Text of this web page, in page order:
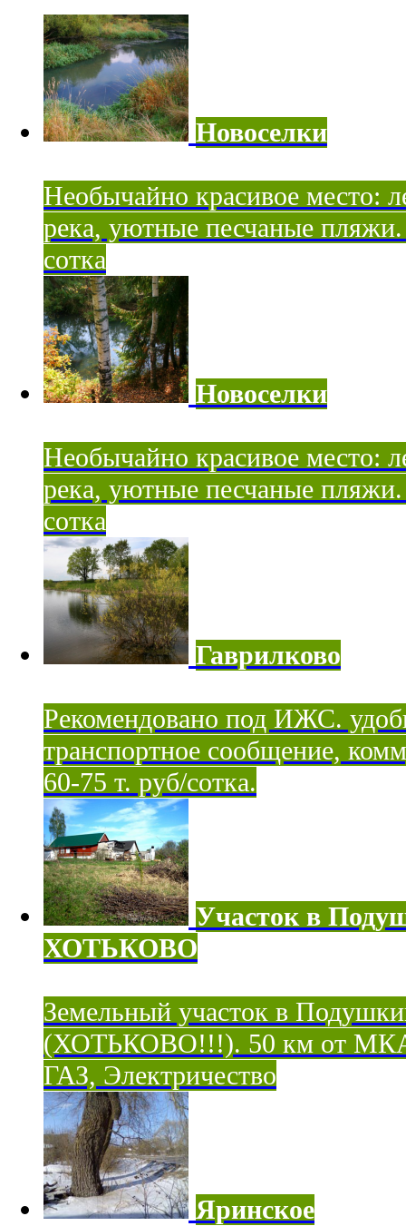
Новоселки
Необычайно красивое место:
река, уютные песчаные
сотка
Новоселки
Необычайно красивое место:
река, уютные песчаные
сотка
Гаврилково
Рекомендовано под ИЖС.
транспортное сообщение,
60-75 т. руб/сотка.
Участок в
ХОТЬКОВО
Земельный участок в
(ХОТЬКОВО!!!). 50 км от
ГАЗ, Электричество
Яринское